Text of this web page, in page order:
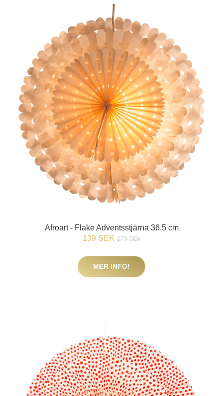
Afroart - Flake Adventsstjärna 36,5 cm
139 SEK 279 SEK
MER INFO!